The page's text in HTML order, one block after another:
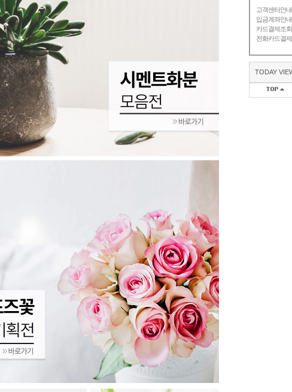
고객센터안내
입금계좌안내
카드결제조회
전화카드결제
TODAY